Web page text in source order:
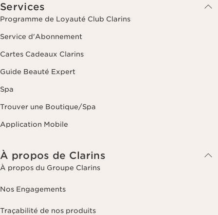
Services
Programme de Loyauté Club Clarins
Service d'Abonnement
Cartes Cadeaux Clarins
Guide Beauté Expert
Spa
Trouver une Boutique/Spa
Application Mobile
À propos de Clarins
À propos du Groupe Clarins
Nos Engagements
Traçabilité de nos produits